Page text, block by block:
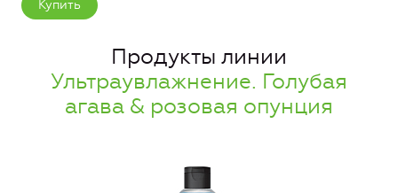
Купить
Продукты линии
Ультраувлажнение. Голубая
агава & розовая опунция